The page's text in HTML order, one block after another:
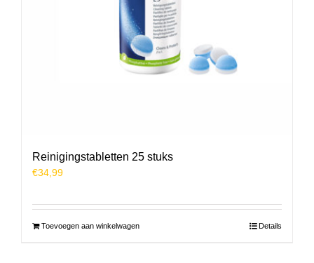
Reinigingstabletten 25 stuks
€34,99
Toevoegen aan winkelwagen Details